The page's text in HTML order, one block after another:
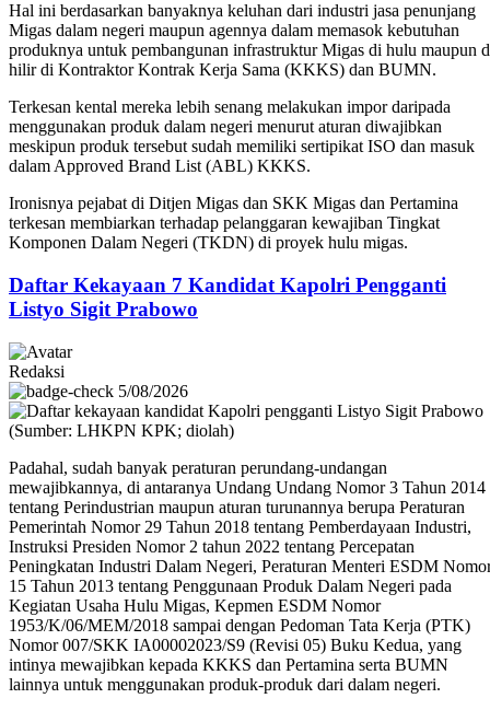
Hal ini berdasarkan banyaknya keluhan dari industri jasa penunjang
Migas dalam negeri maupun agennya dalam memasok kebutuhan
produknya untuk pembangunan infrastruktur Migas di hulu maupun
hilir di Kontraktor Kontrak Kerja Sama (KKKS) dan BUMN.
Terkesan kental mereka lebih senang melakukan impor daripada
menggunakan produk dalam negeri menurut aturan diwajibkan
meskipun produk tersebut sudah memiliki sertipikat ISO dan masuk
dalam Approved Brand List (ABL) KKKS.
Ironisnya pejabat di Ditjen Migas dan SKK Migas dan Pertamina
terkesan membiarkan terhadap pelanggaran kewajiban Tingkat
Komponen Dalam Negeri (TKDN) di proyek hulu migas.
Daftar Kekayaan 7 Kandidat Kapolri Pengganti
Listyo Sigit Prabowo
Redaksi
5/08/2026
Padahal, sudah banyak peraturan perundang-undangan
mewajibkannya, di antaranya Undang Undang Nomor 3 Tahun 2014
tentang Perindustrian maupun aturan turunannya berupa Peraturan
Pemerintah Nomor 29 Tahun 2018 tentang Pemberdayaan Industri,
Instruksi Presiden Nomor 2 tahun 2022 tentang Percepatan
Peningkatan Industri Dalam Negeri, Peraturan Menteri ESDM
15 Tahun 2013 tentang Penggunaan Produk Dalam Negeri pada
Kegiatan Usaha Hulu Migas, Kepmen ESDM Nomor
1953/K/06/MEM/2018 sampai dengan Pedoman Tata Kerja (PTK)
Nomor 007/SKK IA00002023/S9 (Revisi 05) Buku Kedua, yang
intinya mewajibkan kepada KKKS dan Pertamina serta BUMN
lainnya untuk menggunakan produk-produk dari dalam negeri.